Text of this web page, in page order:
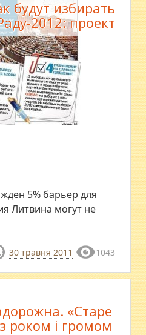
будут избирать
2012: проект
5% барьер для
Литвина могут не
30 травня 2011 1043
«Старе
роком і громом